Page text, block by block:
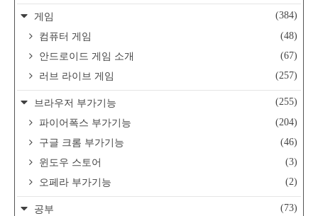
게임
(384)
컴퓨터 게임
(48)
안드로이드 게임 소개
(67)
러브 라이브 게임
(257)
브라우저 부가기능
(255)
파이어폭스 부가기능
(204)
구글 크롬 부가기능
(46)
윈도우 스토어
(3)
오페라 부가기능
(2)
공부
(73)